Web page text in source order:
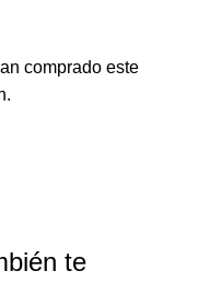
comprado este
te